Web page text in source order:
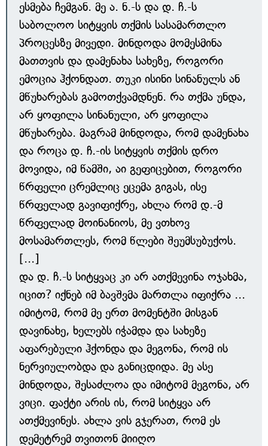
ესმება ჩემგან. მე ა. ნ.-ს და დ. ჩ.-ს
საბოლოო სიტყვის თქმის სასამართლო
პროცესზე მივედი. მინდოდა მომესმინა
მათთვის და დამენახა სახეზე, როგორი
ემოცია ჰქონდათ. თუკი ისინი სინანულს ან
მწუხარებას გამოთქვამდნენ. რა თქმა უნდა,
არ ყოფილა სინანული, არ ყოფილა
მწუხარება. მაგრამ მინდოდა, რომ დამენახა
და როცა დ. ჩ.-ის სიტყვის თქმის დრო
მოვიდა, იმ წამში, აი გეფიცებით, როგორი
წრფელი ცრემლიც ეცემა გიგას, ისე
წრფელად გავიფიქრე, ახლა რომ დ.-მ
წრფელად მოინანიოს, მე ვთხოვ
მოსამართლეს, რომ წლები შეუმსუბუქოს.
[...]
და დ. ჩ.-ს სიტყვაც კი არ ათქმევინა ოჯახმა,
იცით? იქნებ იმ ბავშვმა მართლა იფიქრა ...
იმიტომ, რომ მე ერთ მომენტში მისგან
დავინახე, ხელებს იჭამდა და სახეზე
აფარებული ჰქონდა და მეგონა, რომ ის
ნერვიულობდა და განიცდიდა. მე ასე
მინდოდა, შესაძლოა და იმიტომ მეგონა, არ
ვიცი. ფაქტი არის ის, რომ სიტყვა არ
ათქმევინეს. ახლა ვის გჯერათ, რომ ეს
დემეტრემ თვითონ მიიღო